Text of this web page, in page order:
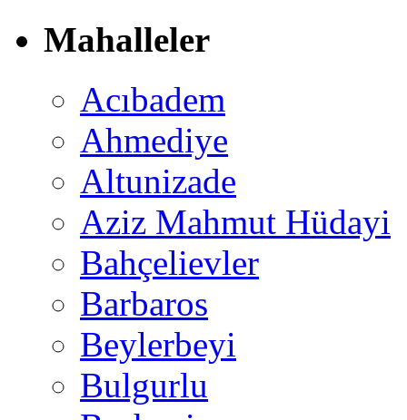
Mahalleler
Acıbadem
Ahmediye
Altunizade
Aziz Mahmut Hüdayi
Bahçelievler
Barbaros
Beylerbeyi
Bulgurlu